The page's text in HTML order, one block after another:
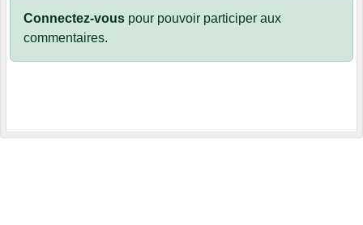
Connectez-vous pour pouvoir participer aux
commentaires.